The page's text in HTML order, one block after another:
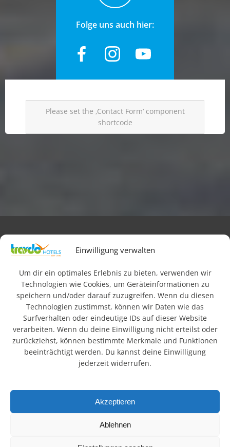
Einwilligung verwalten
Um dir ein optimales Erlebnis zu bieten, verwenden wir
Technologien wie Cookies, um Geräteinformationen zu
speichern und/oder darauf zuzugreifen. Wenn du diesen
Technologien zustimmst, können wir Daten wie das
Surfverhalten oder eindeutige IDs auf dieser Website
verarbeiten. Wenn du deine Einwilligung nicht erteilst oder
zurückziehst, können bestimmte Merkmale und Funktionen
beeinträchtigt werden. Du kannst deine Einwilligung
jederzeit widerrufen.
Akzeptieren
Ablehnen
Folge uns auch hier:
Please set the ‚Contact Form‘ component
shortcode
Impressum AGB Datenschutz & Rechtliches
FAQ Newsletteranmeldung Barrierefreiheit
© 2026 Travdo Hotels & Resorts. Alle Rechte vorbehalten.
Wo sind die besten
Hotels in Deutschland?
einen hohen Stellenwert. Die schönsten Regionen
ideale Voraussetzungen. Unsere ländlich gelegenen Hotels